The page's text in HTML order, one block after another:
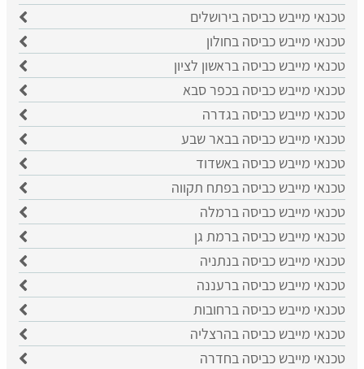
טכנאי מייבש כביסה בירושלים
טכנאי מייבש כביסה בחולון
טכנאי מייבש כביסה בראשון לציון
טכנאי מייבש כביסה בכפר סבא
טכנאי מייבש כביסה בגדרה
טכנאי מייבש כביסה בבאר שבע
טכנאי מייבש כביסה באשדוד
טכנאי מייבש כביסה בפתח תקווה
טכנאי מייבש כביסה ברמלה
טכנאי מייבש כביסה ברמת גן
טכנאי מייבש כביסה בנתניה
טכנאי מייבש כביסה ברעננה
טכנאי מייבש כביסה ברחובות
טכנאי מייבש כביסה בהרצליה
טכנאי מייבש כביסה בחדרה